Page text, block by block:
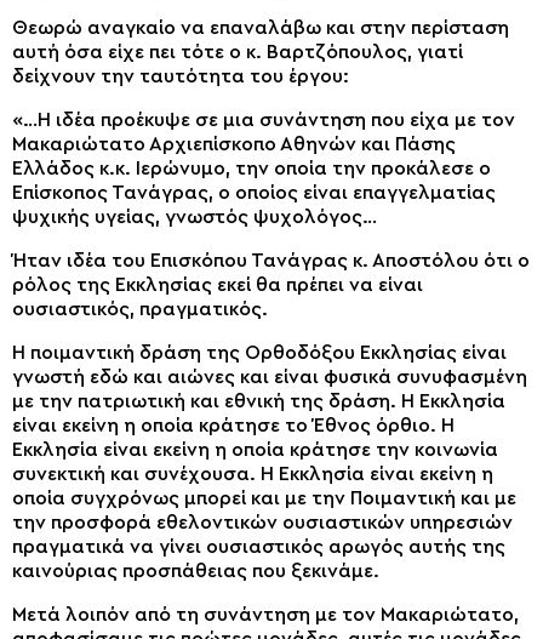
Θεωρώ αναγκαίο να επαναλάβω και στην περίσταση
αυτή όσα είχε πει τότε ο κ. Βαρτζόπουλος, γιατί
δείχνουν την ταυτότητα του έργου:
«…Η ιδέα προέκυψε σε μια συνάντηση που είχα με τον
Μακαριώτατο Αρχιεπίσκοπο Αθηνών και Πάσης
Ελλάδος κ.κ. Ιερώνυμο, την οποία την προκάλεσε ο
Επίσκοπος Τανάγρας, ο οποίος είναι επαγγελματίας
ψυχικής υγείας, γνωστός ψυχολόγος…
Ήταν ιδέα του Επισκόπου Τανάγρας κ. Αποστόλου ότι ο
ρόλος της Εκκλησίας εκεί θα πρέπει να είναι
ουσιαστικός, πραγματικός.
Η ποιμαντική δράση της Ορθοδόξου Εκκλησίας είναι
γνωστή εδώ και αιώνες και είναι φυσικά συνυφασμένη
με την πατριωτική και εθνική της δράση. Η Εκκλησία
είναι εκείνη η οποία κράτησε το Έθνος όρθιο. Η
Εκκλησία είναι εκείνη η οποία κράτησε την κοινωνία
συνεκτική και συνέχουσα. Η Εκκλησία είναι εκείνη η
οποία συγχρόνως μπορεί και με την Ποιμαντική και με
την προσφορά εθελοντικών ουσιαστικών υπηρεσιών
πραγματικά να γίνει ουσιαστικός αρωγός αυτής της
καινούριας προσπάθειας που ξεκινάμε.
Μετά λοιπόν από τη συνάντηση με τον Μακαριώτατο,